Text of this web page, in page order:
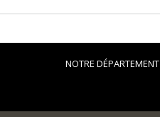
NOTRE DÉPARTEMENT